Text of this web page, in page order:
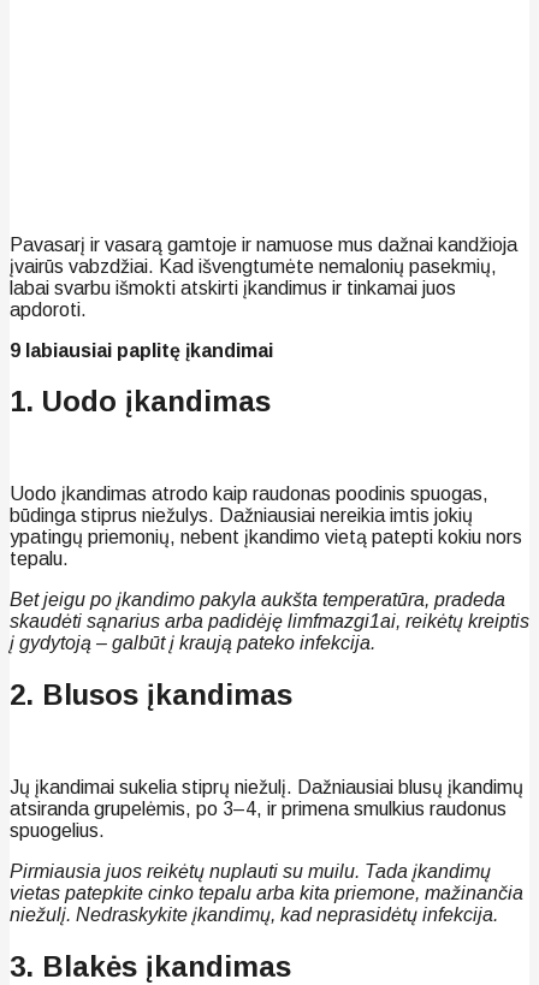
Pavasarį ir vasarą gamtoje ir namuose mus dažnai kandžioja
įvairūs vabzdžiai. Kad išvengtumėte nemalonių pasekmių,
labai svarbu išmokti atskirti įkandimus ir tinkamai juos
apdoroti.
9 labiausiai paplitę įkandimai
1. Uodo įkandimas
Uodo įkandimas atrodo kaip raudonas poodinis spuogas,
būdinga stiprus niežulys. Dažniausiai nereikia imtis jokių
ypatingų priemonių, nebent įkandimo vietą patepti kokiu nors
tepalu.
Bet jeigu po įkandimo pakyla aukšta temperatūra, pradeda
skaudėti sąnarius arba padidėję limfmazgi1ai, reikėtų kreiptis
į gydytoją – galbūt į kraują pateko infekcija.
2. Blusos įkandimas
Jų įkandimai sukelia stiprų niežulį. Dažniausiai blusų įkandimų
atsiranda grupelėmis, po 3–4, ir primena smulkius raudonus
spuogelius.
Pirmiausia juos reikėtų nuplauti su muilu. Tada įkandimų
vietas patepkite cinko tepalu arba kita priemone, mažinančia
niežulį. Nedraskykite įkandimų, kad neprasidėtų infekcija.
3. Blakės įkandimas